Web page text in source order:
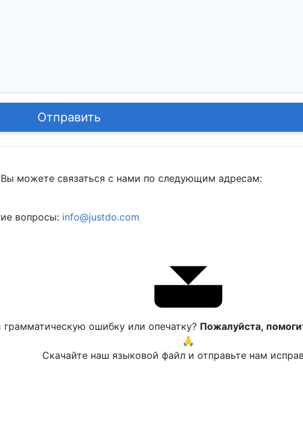
Отправить
можете связаться с нами по следующим адресам:
вопросы: info@justdo.com
ошибку или опечатку? Пожалуйста,
🙏
Скачайте наш языковой файл и отправьте нам